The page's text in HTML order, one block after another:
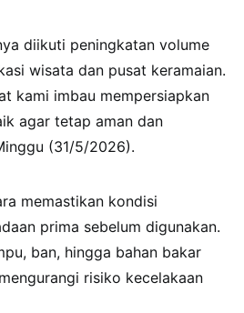
diikuti peningkatan volume
wisata dan pusat keramaian.
kami imbau mempersiapkan
agar tetap aman dan
(31/5/2026).
memastikan kondisi
prima sebelum digunakan.
ban, hingga bahan bakar
risiko kecelakaan